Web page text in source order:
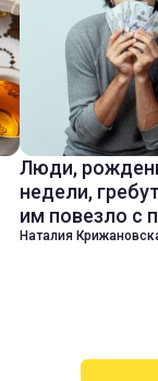
Люди,
недели,
им повезло с
Наталия